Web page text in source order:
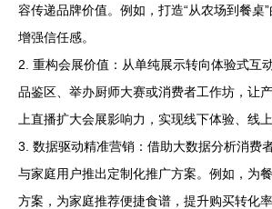
容传递品牌价值。例如，打造“从农场到餐桌”
增强信任感。
2. 重构会展价值：从单纯展示转向体验式互
品鉴区、举办厨师大赛或消费者工作坊，让
上直播扩大会展影响力，实现线下体验、线
3. 数据驱动精准营销：借助大数据分析消费
与家庭用户推出定制化推广方案。例如，为
方案，为家庭推荐便捷食谱，提升购买转化率